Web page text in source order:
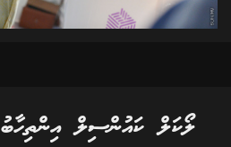
ލޯކަލް ކައުންސިލް އިންތިހާބު 2021: ވޯޓުލުން